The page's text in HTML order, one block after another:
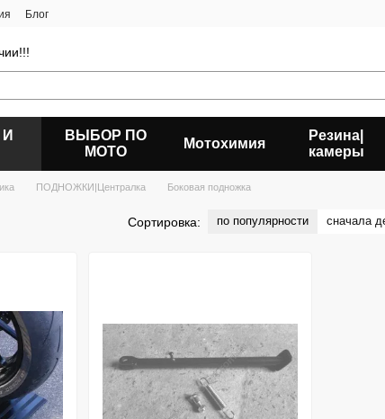
Блог
ВЫБОР ПО
МОТО
Мотохимия
Резина|
камеры
ПОДНОЖКИ|Централка Боковая подножка
Сортировка: по популярности сначала